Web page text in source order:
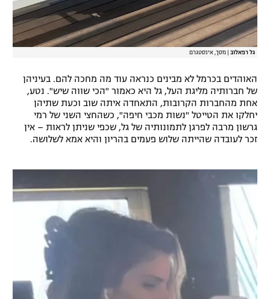
גל רפאלוב מסך, אינסטגרם
האוהדים בכרמל לא מבינים כנראה עוד מה מחכה להם. בעיניהן
של חברותיה מליגת העל, גל היא כאמור "הכי שווה שיש". נטע,
אחת מהחברות הקרובות, התאחדה איתה שוב וכעת שתיהן
יחלקו את הטייטל "נשות מכבי חיפה", כשהחצי השני של רמי
גרשון מרבה לפרגן לתמונותיה של גל, שכפי שניתן לראות – אין
זכר לעובדה שהייתה שלוש פעמים בהריון והיא אמא לשלושה.